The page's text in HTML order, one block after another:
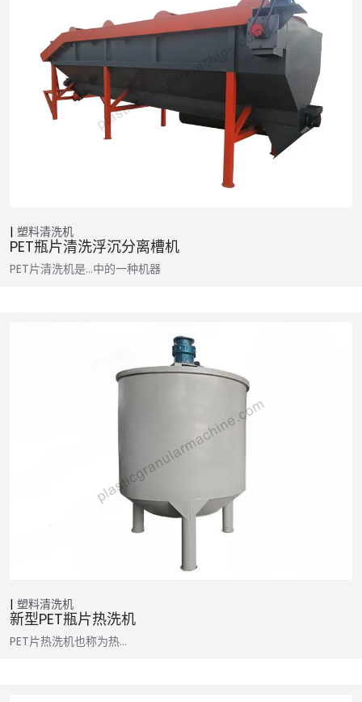
塑料清洗机
PET瓶片清洗浮沉分离槽机
PET片清洗机是…中的一种机器
塑料清洗机
新型PET瓶片热洗机
PET片热洗机也称为热…